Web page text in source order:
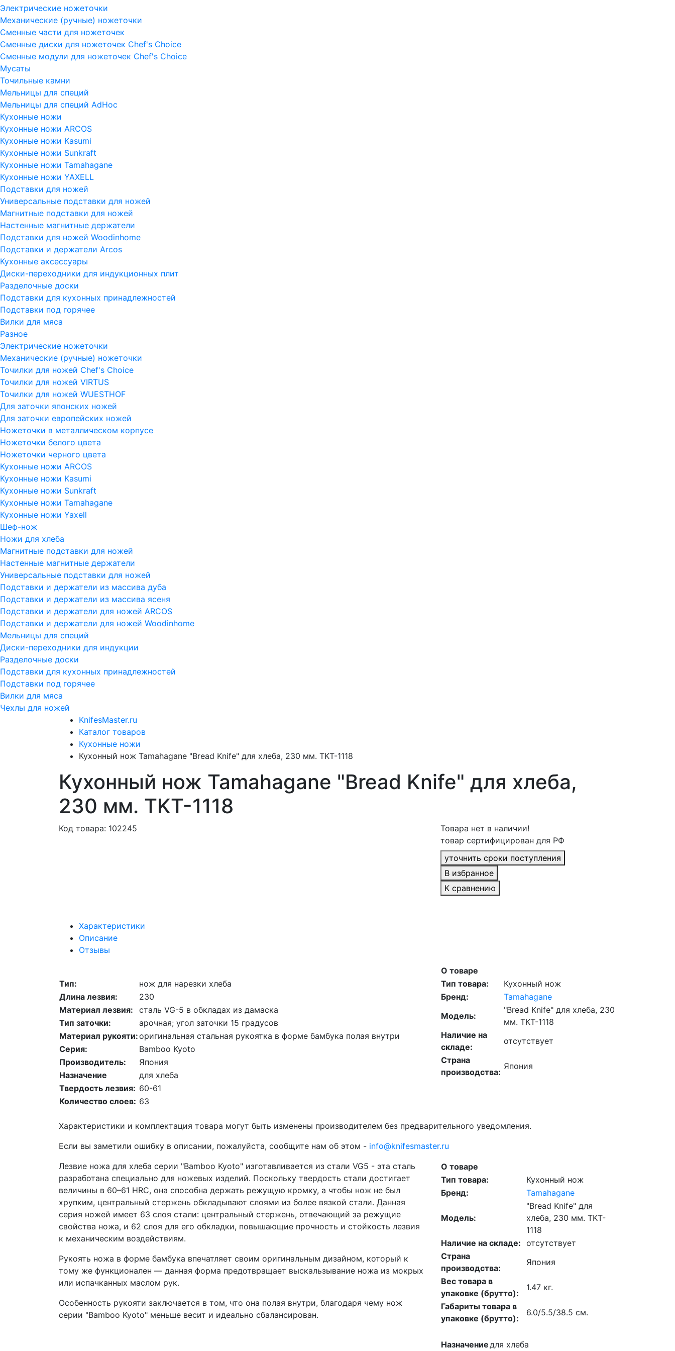
Электрические ножеточки
Механические (ручные) ножеточки
Сменные части для ножеточек
Сменные диски для ножеточек Chef's Choice
Сменные модули для ножеточек Chef's Choice
Мусаты
Точильные камни
Мельницы для специй
Мельницы для специй AdHoc
Кухонные ножи
Кухонные ножи ARCOS
Кухонные ножи Kasumi
Кухонные ножи Sunkraft
Кухонные ножи Tamahagane
Кухонные ножи YAXELL
Подставки для ножей
Универсальные подставки для ножей
Магнитные подставки для ножей
Настенные магнитные держатели
Подставки для ножей Woodinhome
Подставки и держатели Arcos
Кухонные аксессуары
Диски-переходники для индукционных плит
Разделочные доски
Подставки для кухонных принадлежностей
Подставки под горячее
Вилки для мяса
Разное
Электрические ножеточки
Механические (ручные) ножеточки
Точилки для ножей Chef's Choice
Точилки для ножей VIRTUS
Точилки для ножей WUESTHOF
Для заточки японских ножей
Для заточки европейских ножей
Ножеточки в металлическом корпусе
Ножеточки белого цвета
Ножеточки черного цвета
Кухонные ножи ARCOS
Кухонные ножи Kasumi
Кухонные ножи Sunkraft
Кухонные ножи Tamahagane
Кухонные ножи Yaxell
Шеф-нож
Ножи для хлеба
Магнитные подставки для ножей
Настенные магнитные держатели
Универсальные подставки для ножей
Подставки и держатели из массива дуба
Подставки и держатели из массива ясеня
Подставки и держатели для ножей ARCOS
Подставки и держатели для ножей Woodinhome
Мельницы для специй
Диски-переходники для индукции
Разделочные доски
Подставки для кухонных принадлежностей
Подставки под горячее
Вилки для мяса
Чехлы для ножей
KnifesMaster.ru
Каталог товаров
Кухонные ножи
Кухонный нож Tamahagane "Bread Knife" для хлеба, 230 мм. TKT-1118
Кухонный нож Tamahagane "Bread Knife" для хлеба,
230 мм. TKT-1118
Код товара: 102245
Товара нет в наличии!
товар сертифицирован для РФ
уточнить сроки поступления
В избранное
К сравнению
Характеристики
Описание
Отзывы
Тип:
нож для нарезки хлеба
Длина лезвия:
230
Материал лезвия:
сталь VG-5 в обкладах из дамаска
Тип заточки:
арочная; угол заточки 15 градусов
Материал рукояти:оригинальная стальная рукоятка в форме бамбука полая внутри
Серия:
Bamboo Kyoto
Производитель:
Япония
Назначение
для хлеба
Твердость лезвия: 60-61
Количество слоев: 63
О товаре
Тип товара:
Кухонный нож
Бренд:
Tamahagane
Модель:
"Bread Knife" для хлеба, 230
мм. TKT-1118
Наличие на
складе:
отсутствует
Страна
производства:
Япония
Характеристики и комплектация товара могут быть изменены производителем без предварительного уведомления.
Если вы заметили ошибку в описании, пожалуйста, сообщите нам об этом - info@knifesmaster.ru
Лезвие ножа для хлеба серии "Bamboo Kyoto" изготавливается из стали VG5 - эта сталь
разработана специально для ножевых изделий. Поскольку твердость стали достигает
величины в 60–61 HRC, она способна держать режущую кромку, а чтобы нож не был
хрупким, центральный стержень обкладывают слоями из более вязкой стали. Данная
серия ножей имеет 63 слоя стали: центральный стержень, отвечающий за режущие
свойства ножа, и 62 слоя для его обкладки, повышающие прочность и стойкость лезвия
к механическим воздействиям.
Рукоять ножа в форме бамбука впечатляет своим оригинальным дизайном, который к
тому же функционален — данная форма предотвращает выскальзывание ножа из мокрых
или испачканных маслом рук.
Особенность рукояти заключается в том, что она полая внутри, благодаря чему нож
серии "Bamboo Kyoto" меньше весит и идеально сбалансирован.
О товаре
Тип товара:
Кухонный нож
Бренд:
Tamahagane
Модель:
"Bread Knife" для
хлеба, 230 мм. TKT-
1118
Наличие на складе: отсутствует
Страна
производства:
Япония
Вес товара в
упаковке (брутто):
1.47 кг.
Габариты товара в
упаковке (брутто):
6.0/5.5/38.5 см.
Назначениедля хлеба